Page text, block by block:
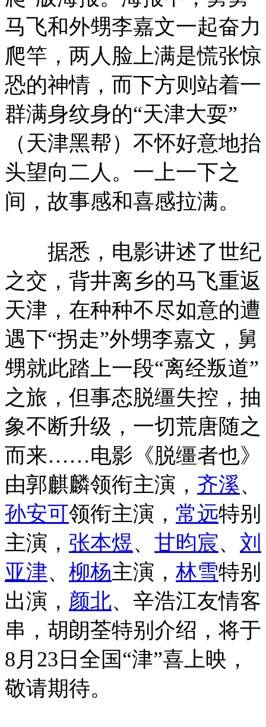
马飞和外甥李嘉文一起奋力
爬竿，两人脸上满是慌张惊
恐的神情，而下方则站着一
群满身纹身的“天津大耍”
（天津黑帮）不怀好意地抬
头望向二人。一上一下之
间，故事感和喜感拉满。
据悉，电影讲述了世纪
之交，背井离乡的马飞重返
天津，在种种不尽如意的遭
遇下“拐走”外甥李嘉文，舅
甥就此踏上一段“离经叛道”
之旅，但事态脱缰失控，抽
象不断升级，一切荒唐随之
而来……电影《脱缰者也》
由郭麒麟领衔主演， 齐溪、
孙安可领衔主演， 常远特别
主演， 张本煜、 甘昀宸、 刘
亚津、 柳杨主演， 林雪特别
出演， 颜北、辛浩江友情客
串，胡朗荃特别介绍，将于
8月23日全国“津”喜上映，
敬请期待。